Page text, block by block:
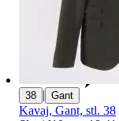
38 | Gant
Kavaj, Gant, stl. 38